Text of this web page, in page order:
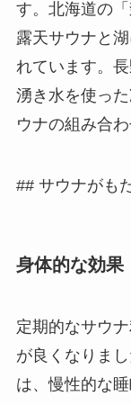
す。北海道の
露天サウナと
れています。
湧き水を使っ
ウナの組み合わ
## サウナがも
身体的な効果
定期的なサウ
が良くなりま
は、慢性的な